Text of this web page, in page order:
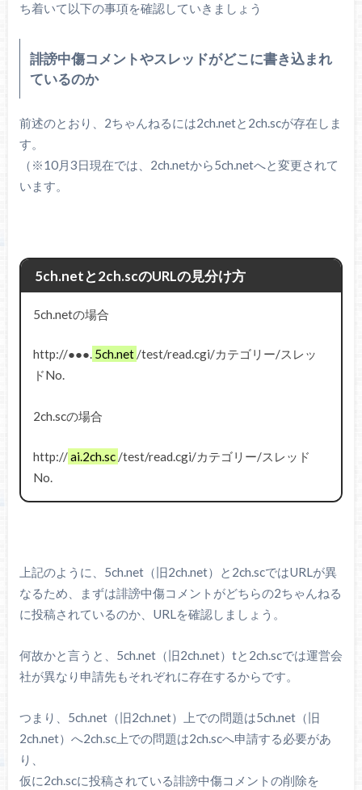
ち着いて以下の事項を確認していきましょう
誹謗中傷コメントやスレッドがどこに書き込まれ
ているのか
前述のとおり、2ちゃんねるには2ch.netと2ch.scが存在しま
す。
（※10月3日現在では、2ch.netから5ch.netへと変更されて
います。
5ch.netと2ch.scのURLの見分け方
5ch.netの場合
http://●●●. 5ch.net /test/read.cgi/カテゴリー/スレッ
ドNo.
2ch.scの場合
http://ai.2ch.sc /test/read.cgi/カテゴリー/スレッド
No.
上記のように、5ch.net（旧2ch.net）と2ch.scではURLが異
なるため、まずは誹謗中傷コメントがどちらの2ちゃんねる
に投稿されているのか、URLを確認しましょう。
何故かと言うと、5ch.net（旧2ch.net）tと2ch.scでは運営会
社が異なり申請先もそれぞれに存在するからです。
つまり、5ch.net（旧2ch.net）上での問題は5ch.net（旧
2ch.net）へ2ch.sc上での問題は2ch.scへ申請する必要があ
り、
仮に2ch.scに投稿されている誹謗中傷コメントの削除を